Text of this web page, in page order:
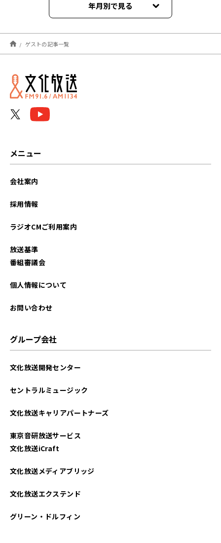
年月別で見る
2026年06月
2026年02月
2026年01月
2025年02月
2024年10月
2024年04月
2024年03月
2024年02月
ゲストの記事一覧
メニュー
会社案内
採用情報
ラジオCMご利用案内
放送基準
番組審議会
個人情報について
お問い合わせ
グループ会社
文化放送開発センター
セントラルミュージック
文化放送キャリアパートナーズ
東京音研放送サービス
文化放送iCraft
文化放送メディアブリッジ
文化放送エクステンド
グリーン・ドルフィン